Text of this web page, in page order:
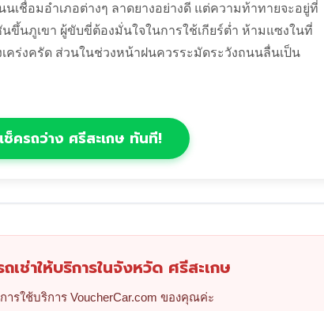
เชื่อมอำเภอต่างๆ ลาดยางอย่างดี แต่ความท้าทายจะอยู่ที่
ขึ้นภูเขา ผู้ขับขี่ต้องมั่นใจในการใช้เกียร์ต่ำ ห้ามแซงในที่
ร่งครัด ส่วนในช่วงหน้าฝนควรระมัดระวังถนนลื่นเป็น
ช็ครถว่าง ศรีสะเกษ ทันที!
เช่าให้บริการในจังหวัด ศรีสะเกษ
รใช้บริการ VoucherCar.com ของคุณค่ะ